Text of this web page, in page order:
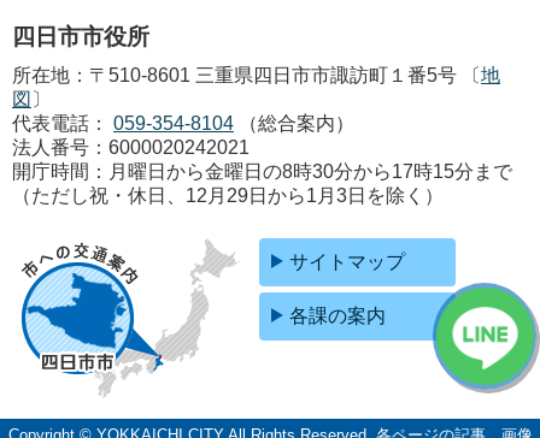
四日市市役所
所在地：〒510-8601 三重県四日市市諏訪町１番5号 〔地
図 〕
代表電話：
059-354-8104
（総合案内）
法人番号：6000020242021
開庁時間：月曜日から金曜日の8時30分から17時15分まで
（ただし祝・休日、12月29日から1月3日を除く）
サイトマップ
各課の案内